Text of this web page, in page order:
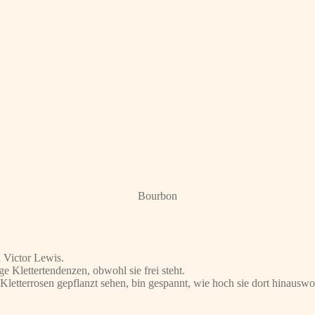
Bourbon
Victor Lewis.
Klettertendenzen, obwohl sie frei steht.
gepflanzt sehen, bin gespannt, wie hoch sie dort